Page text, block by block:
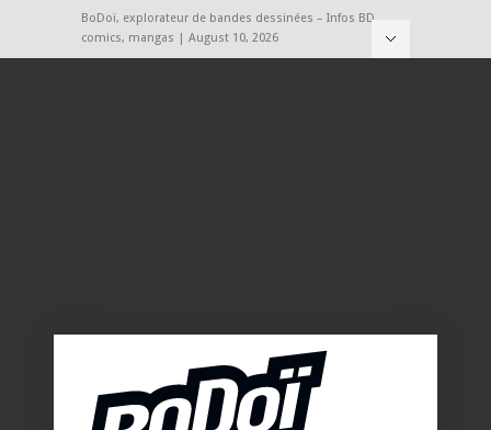
BoDoï, explorateur de bandes dessinées – Infos BD,
comics, mangas | August 10, 2026